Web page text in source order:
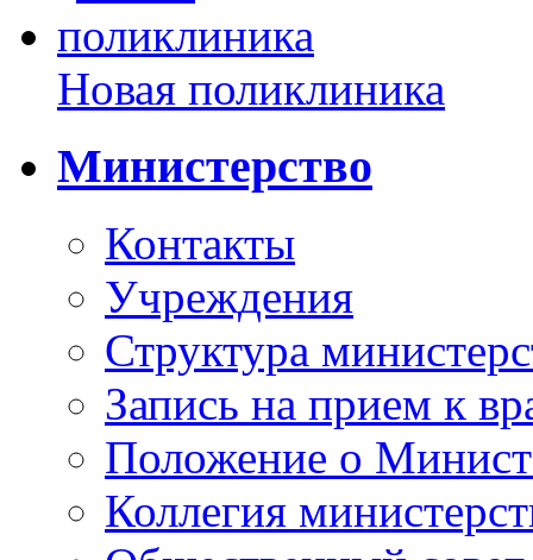
Новая поликлиника
Министерство
Контакты
Учреждения
Структура
Запись на прием к
Положение о
Коллегия